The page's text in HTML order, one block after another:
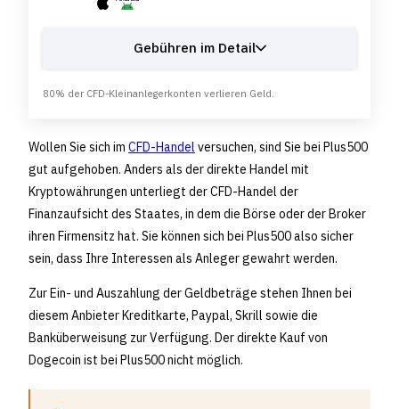
Gebühren im Detail
80% der CFD-Kleinanlegerkonten verlieren Geld.
Wollen Sie sich im CFD-Handel versuchen, sind Sie bei Plus500
gut aufgehoben. Anders als der direkte Handel mit
Kryptowährungen unterliegt der CFD-Handel der
Finanzaufsicht des Staates, in dem die Börse oder der Broker
ihren Firmensitz hat. Sie können sich bei Plus500 also sicher
sein, dass Ihre Interessen als Anleger gewahrt werden.
Zur Ein- und Auszahlung der Geldbeträge stehen Ihnen bei
diesem Anbieter Kreditkarte, Paypal, Skrill sowie die
Banküberweisung zur Verfügung. Der direkte Kauf von
Dogecoin ist bei Plus500 nicht möglich.